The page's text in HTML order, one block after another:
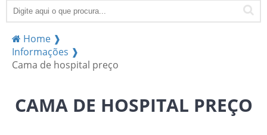
Home ❱
Informações ❱
Cama de hospital preço
CAMA DE HOSPITAL PREÇO